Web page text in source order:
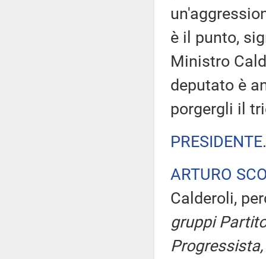
è il punto,
Ministro
deputato è
porgergli il
PRESIDENTE
ARTURO
Calderoli,
gruppi